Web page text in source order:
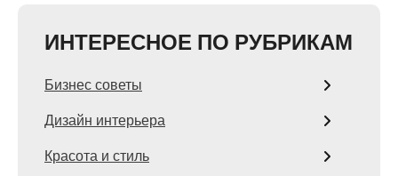
ИНТЕРЕСНОЕ ПО РУБРИКАМ
Бизнес советы
Дизайн интерьера
Красота и стиль